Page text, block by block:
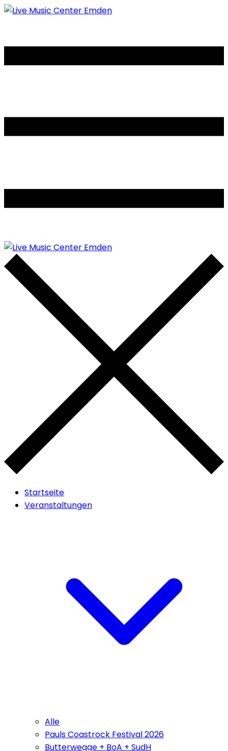
Startseite
Veranstaltungen
Alle
Pauls Coastrock Festival 2026
Butterwegge + BoA + SudH